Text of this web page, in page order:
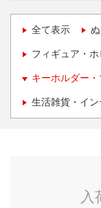
全て表示
フィギュア・ホ
キーホルダー
生活雑貨・イ